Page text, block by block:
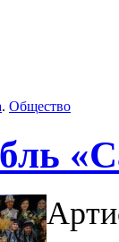
. Общество